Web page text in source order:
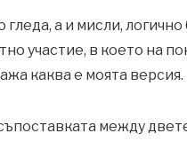
гледа, а и мисли,
участие, в което на
каква е моята версия.
между